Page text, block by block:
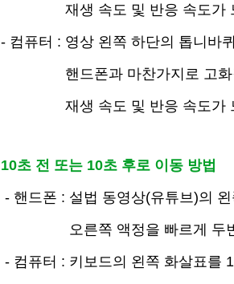
재생 속도 및 반응 속도가 느
- 컴퓨터 : 영상 왼쪽 하단의 톱니바
핸드폰과 마찬가지로 고화질
재생 속도 및 반응 속도가 느
10초 전 또는 10초 후로 이동 방법
- 핸드폰 : 설법 동영상(유튜브)의
오른쪽 액정을 빠르게 두번
- 컴퓨터 : 키보드의 왼쪽 화살표를